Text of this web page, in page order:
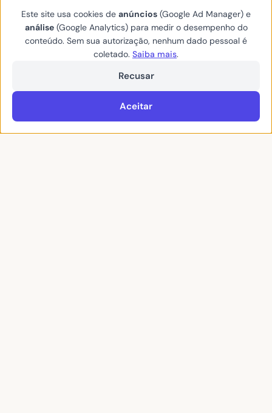
quando olhamos para a nossa realidade
local.
De acordo com dados da Secretaria de
Estado de Saúde (SES), Mato Grosso do
Sul enfrenta um avanço contínuo nas
peçonhentos. Os escorpiões isolados,
Este site usa cookies de anúncios (Google Ad Manager) e
análise(Google Analytics) para medir o desempenho do
conteúdo. Sem sua autorização, nenhum dado pessoal é
coletado. Saiba mais.
Recusar
Aceitar